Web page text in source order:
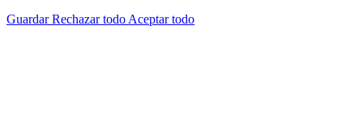
GuardarRechazar todo Aceptar todo